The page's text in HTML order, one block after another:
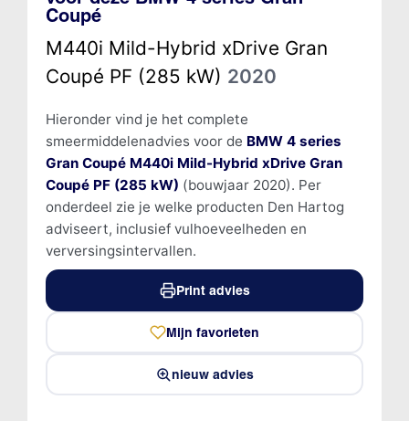
Coupé
M440i Mild-Hybrid xDrive Gran
Coupé PF (285 kW) 2020
Hieronder vind je het complete
smeermiddelenadvies voor de BMW 4 series
Gran Coupé M440i Mild-Hybrid xDrive Gran
Coupé PF (285 kW) (bouwjaar 2020). Per
onderdeel zie je welke producten Den Hartog
adviseert, inclusief vulhoeveelheden en
verversingsintervallen.
Print advies
Mijn favorieten
nieuw advies